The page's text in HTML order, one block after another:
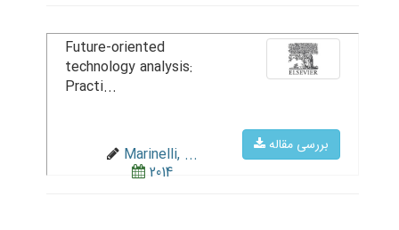
بررسی مقاله
Future-oriented
technology analysis:
Practi...
Marinelli, ...
2014